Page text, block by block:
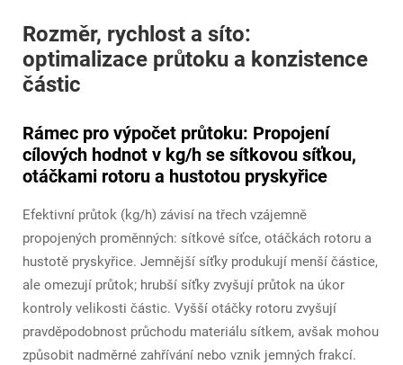
Rozměr, rychlost a síto:
optimalizace průtoku a konzistence
částic
Rámec pro výpočet průtoku: Propojení
cílových hodnot v kg/h se sítkovou síťkou,
otáčkami rotoru a hustotou pryskyřice
Efektivní průtok (kg/h) závisí na třech vzájemně
propojených proměnných: sítkové síťce, otáčkách rotoru a
hustotě pryskyřice. Jemnější síťky produkují menší částice,
ale omezují průtok; hrubší síťky zvyšují průtok na úkor
kontroly velikosti částic. Vyšší otáčky rotoru zvyšují
pravděpodobnost průchodu materiálu sítkem, avšak mohou
způsobit nadměrné zahřívání nebo vznik jemných frakcí.